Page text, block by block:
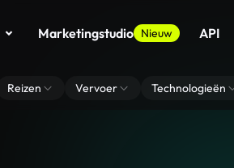
Marketingstudio Nieuw API
Reizen Vervoer Technologieën